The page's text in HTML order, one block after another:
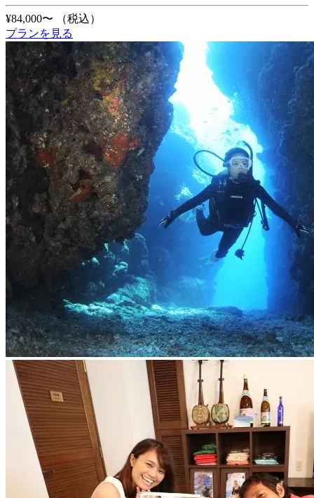
¥84,000〜
（税込）
プランを見る